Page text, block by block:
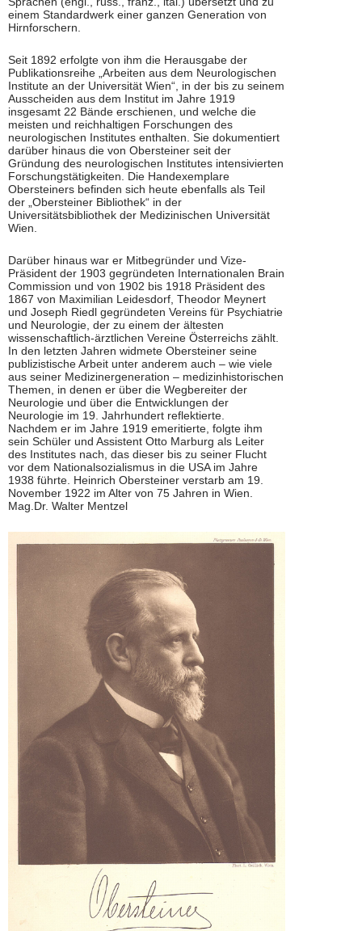
einem Standardwerk einer ganzen Generation von
Hirnforschern.
Seit 1892 erfolgte von ihm die Herausgabe der
Publikationsreihe „Arbeiten aus dem Neurologischen
Institute an der Universität Wien“, in der bis zu seinem
Ausscheiden aus dem Institut im Jahre 1919
insgesamt 22 Bände erschienen, und welche die
meisten und reichhaltigen Forschungen des
neurologischen Institutes enthalten. Sie dokumentiert
darüber hinaus die von Obersteiner seit der
Gründung des neurologischen Institutes intensivierten
Forschungstätigkeiten. Die Handexemplare
Obersteiners befinden sich heute ebenfalls als Teil
der „Obersteiner Bibliothek“ in der
Universitätsbibliothek der Medizinischen Universität
Wien.
Darüber hinaus war er Mitbegründer und Vize-
Präsident der 1903 gegründeten Internationalen Brain
Commission und von 1902 bis 1918 Präsident des
1867 von Maximilian Leidesdorf, Theodor Meynert
und Joseph Riedl gegründeten Vereins für Psychiatrie
und Neurologie, der zu einem der ältesten
wissenschaftlich-ärztlichen Vereine Österreichs zählt.
In den letzten Jahren widmete Obersteiner seine
publizistische Arbeit unter anderem auch – wie viele
aus seiner Medizinergeneration – medizinhistorischen
Themen, in denen er über die Wegbereiter der
Neurologie und über die Entwicklungen der
Neurologie im 19. Jahrhundert reflektierte.
Nachdem er im Jahre 1919 emeritierte, folgte ihm
sein Schüler und Assistent Otto Marburg als Leiter
des Institutes nach, das dieser bis zu seiner Flucht
vor dem Nationalsozialismus in die USA im Jahre
1938 führte. Heinrich Obersteiner verstarb am 19.
November 1922 im Alter von 75 Jahren in Wien.
Mag.Dr. Walter Mentzel